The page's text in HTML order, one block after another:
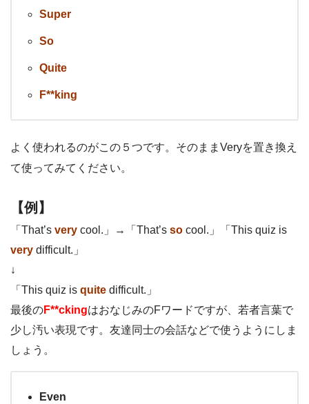
Super
So
Quite
F**king
よく使われるのがこの５つです。そのままVeryを置き換え
て使ってみてください。
【例】
「That’s very cool.」→「That’s so cool.」「This quiz is
very difficult.」
↓
「This quiz is quite difficult.」
最後のF**ckingはおなじみのFワードですが、若者言葉で
少し汚い表現です。友達同士の会話などで使うようにしま
しょう。
Even